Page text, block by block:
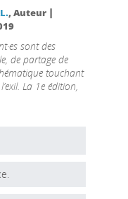
, Auteur |
sont des
de partage de
touchant
La 1e édition,